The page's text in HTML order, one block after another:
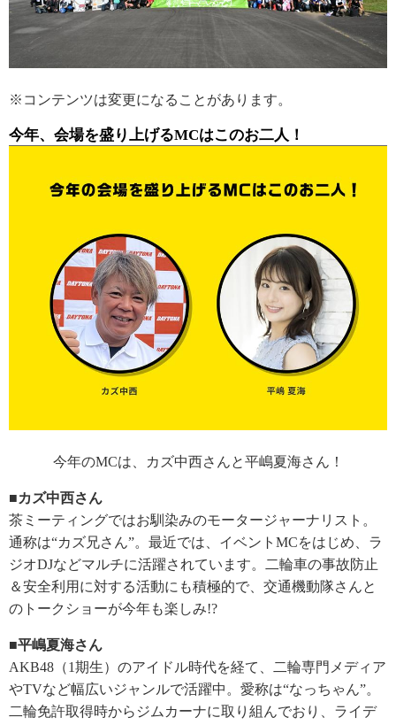
※コンテンツは変更になることがあります。
今年、会場を盛り上げるMCはこのお二人！
今年のMCは、カズ中西さんと平嶋夏海さん！
■カズ中西さん
茶ミーティングではお馴染みのモータージャーナリスト。
通称は“カズ兄さん”。最近では、イベントMCをはじめ、ラ
ジオDJなどマルチに活躍されています。二輪車の事故防止
＆安全利用に対する活動にも積極的で、交通機動隊さんと
のトークショーが今年も楽しみ!?
■平嶋夏海さん
AKB48（1期生）のアイドル時代を経て、二輪専門メディア
やTVなど幅広いジャンルで活躍中。愛称は“なっちゃん”。
二輪免許取得時からジムカーナに取り組んでおり、ライデ